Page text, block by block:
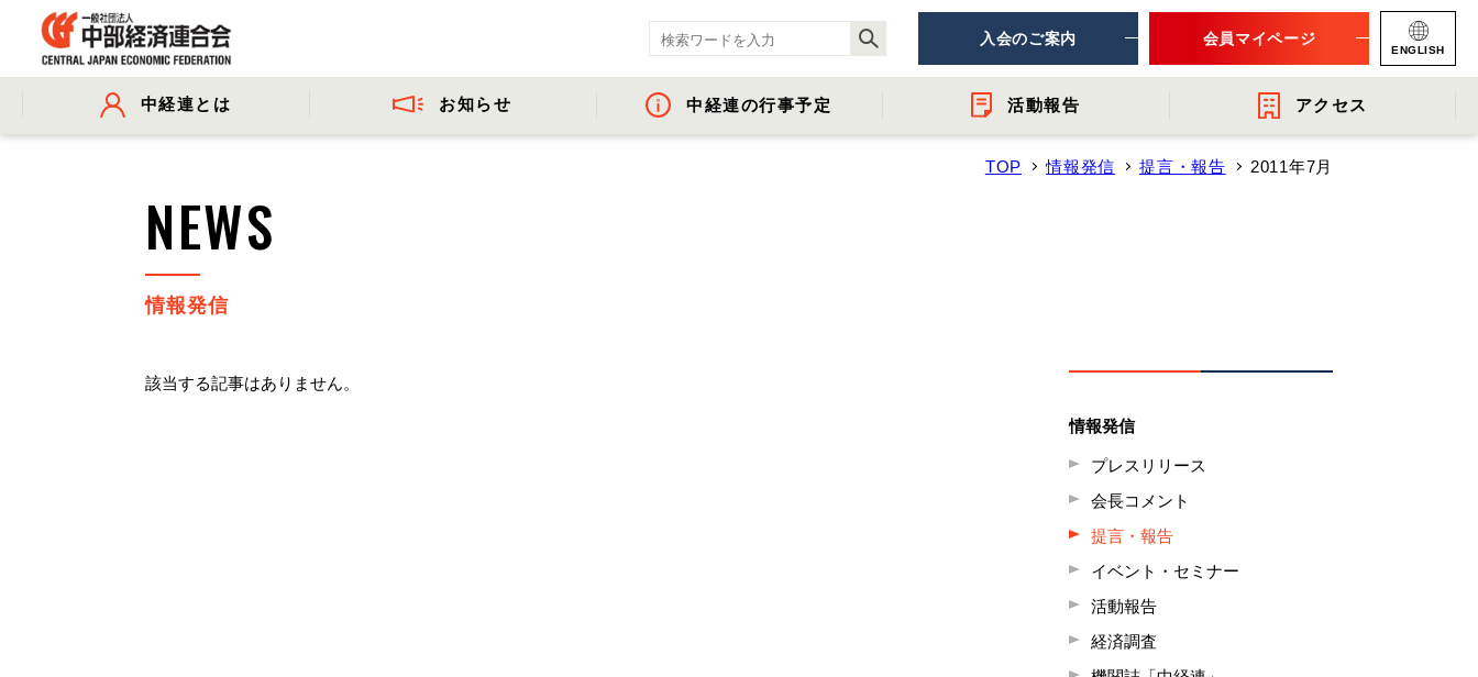
入会のご案内 会員マイページ
ENGLISH
中経連とは
- 組織概要・関連団体
- 会員一覧
- 事業・財務に関する資料
お知らせ
- イベント・セミナー - 関連機関からのお知らせ
中経連の行事予定 活動報告
- 提言・報告
アクセス
TOP 情報発信 提言・報告 2011年7月
NEWS
情報発信
該当する記事はありません。
情報発信
プレスリリース
会長コメント
提言・報告
イベント・セミナー
活動報告
経済調査